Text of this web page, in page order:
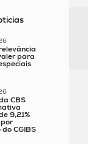
para
CBS
9,21%
CGIBS